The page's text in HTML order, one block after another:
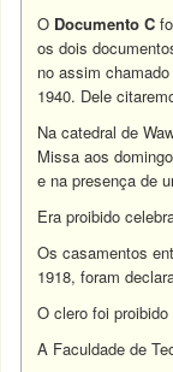
O Documento C
os dois
no assim
1940. Dele
Na catedral de
Missa aos
e na presença de
Era proibido
Os casamentos
1918, foram
O clero foi
A Faculdade de